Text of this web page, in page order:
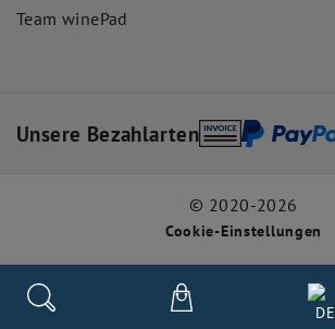
DE
Team winePad
Unsere Bezahlarten
© 2020-2026
Cookie-Einstellungen